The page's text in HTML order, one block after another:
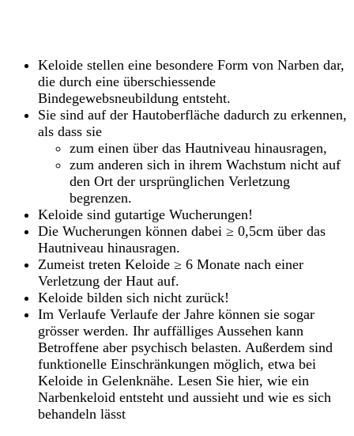
Keloide stellen eine besondere Form von Narben dar,
die durch eine überschiessende
Bindegewebsneubildung entsteht.
Sie sind auf der Hautoberfläche dadurch zu erkennen,
als dass sie
zum einen über das Hautniveau hinausragen,
zum anderen sich in ihrem Wachstum nicht auf
den Ort der ursprünglichen Verletzung
begrenzen.
Keloide sind gutartige Wucherungen!
Die Wucherungen können dabei ≥ 0,5cm über das
Hautniveau hinausragen.
Zumeist treten Keloide ≥ 6 Monate nach einer
Verletzung der Haut auf.
Keloide bilden sich nicht zurück!
Im Verlaufe Verlaufe der Jahre können sie sogar
grösser werden. Ihr auffälliges Aussehen kann
Betroffene aber psychisch belasten. Außerdem sind
funktionelle Einschränkungen möglich, etwa bei
Keloide in Gelenknähe. Lesen Sie hier, wie ein
Narbenkeloid entsteht und aussieht und wie es sich
behandeln lässt